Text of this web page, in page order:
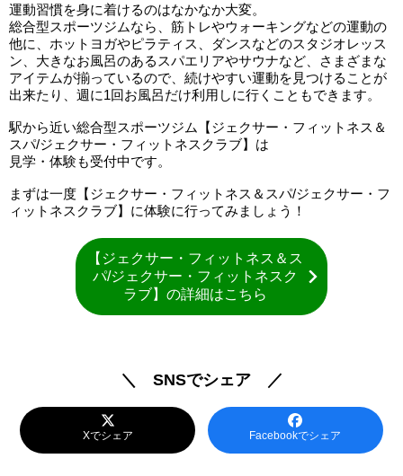
運動習慣を身に着けるのはなかなか大変。
総合型スポーツジムなら、筋トレやウォーキングなどの運動の
他に、ホットヨガやピラティス、ダンスなどのスタジオレッス
ン、大きなお風呂のあるスパエリアやサウナなど、さまざまな
アイテムが揃っているので、続けやすい運動を見つけることが
出来たり、週に1回お風呂だけ利用しに行くこともできます。
駅から近い総合型スポーツジム【ジェクサー・フィットネス＆
スパ/ジェクサー・フィットネスクラブ】は
見学・体験も受付中です。
まずは一度【ジェクサー・フィットネス＆スパ/ジェクサー・フ
ィットネスクラブ】に体験に行ってみましょう！
【ジェクサー・フィットネス＆ス
パ/ジェクサー・フィットネスク
ラブ】の詳細はこちら
＼ SNSでシェア ／
Xでシェア Facebookでシェア